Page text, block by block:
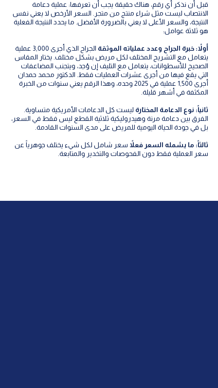
قبل أن نذكر أي رقم، هناك حقيقة يجب أن تعرفها: عملية دعامة
الانتصاب ليست مثل شراء منتج من متجر. السعر الأرخص لا يعني نفس
النتيجة، والسعر الأعلى لا يعني بالضرورة الأفضل. ما يحدد النتيجة الفعلية
هو ثلاثة عوامل:
أولاً: خبرة الجراح وعدد عملياته الموثقة
الجراح الذي أجرى 3,000 عملية
يتعامل مع التشريح المختلف لكل مريض بشكل مختلف. يختار المقاس
الصحيح للأسطوانات، يتعامل مع التليف إن وُجد، ويتجنب المضاعفات
التي يقع فيها من أجرى عشرات العمليات فقط. الدكتور محمد حمدان
أجرى 1,500 عملية في 2025 وحده، وهذا الرقم يعني سنوات من الخبرة
المكثفة في أشهر قليلة.
ثانياً: نوع الدعامة المختارة ليست كل الدعامات الأمريكية متساوية.
الفرق بين دعامة مرنة وهيدروليكية ثلاثية القطع ليس فقط في السعر،
بل في جودة الحياة اليومية للمريض على مدى السنوات القادمة.
ثالثاً: ما يشمله السعر فعلاً سعر شامل لكل شيء يختلف جوهرياً عن
سعر العملية فقط دون الفحوصات والتخدير والمتابعة.